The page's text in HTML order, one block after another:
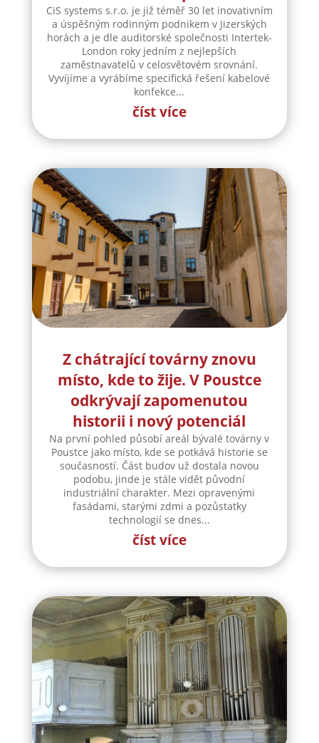
CiS systems s.r.o. je již téměř 30 let inovativním
a úspěšným rodinným podnikem v Jizerských
horách a je dle auditorské společnosti Intertek-
London roky jedním z nejlepších
zaměstnavatelů v celosvětovém srovnání.
Vyvíjíme a vyrábíme specifická řešení kabelové
konfekce...
číst více
Z chátrající továrny znovu
místo, kde to žije. V Poustce
odkrývají zapomenutou
historii i nový potenciál
Na první pohled působí areál bývalé továrny v
Poustce jako místo, kde se potkává historie se
současností. Část budov už dostala novou
podobu, jinde je stále vidět původní
industriální charakter. Mezi opravenými
fasádami, starými zdmi a pozůstatky
technologií se dnes...
číst více